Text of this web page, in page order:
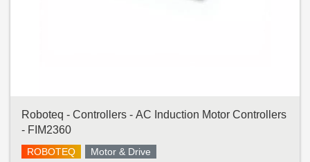
Roboteq - Controllers - AC Induction Motor Controllers
- FIM2360
ROBOTEQ Motor & Drive